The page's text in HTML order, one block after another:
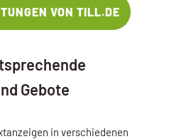
VON TILL.DE
Gebote
in verschiedenen